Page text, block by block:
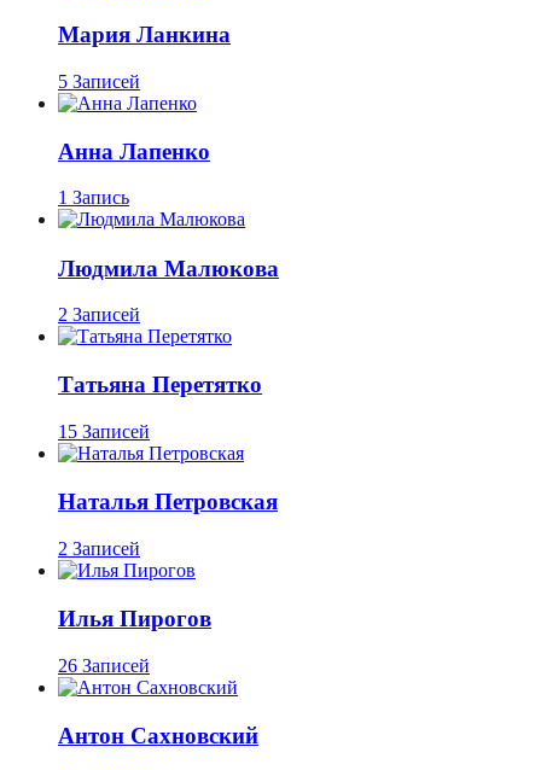
Мария Ланкина
5 Записей
Анна Лапенко
1 Запись
Людмила Малюкова
2 Записей
Татьяна Перетятко
15 Записей
Наталья Петровская
2 Записей
Илья Пирогов
26 Записей
Антон Сахновский